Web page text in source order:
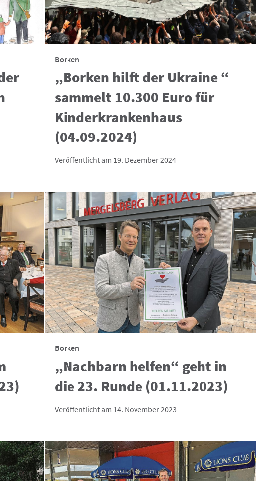
Borken
„Borken hilft der Ukraine “
sammelt 10.300 Euro für
Kinderkrankenhaus
(04.09.2024)
Veröffentlicht am 19. Dezember 2024
Borken
„Nachbarn helfen“ geht in
die 23. Runde (01.11.2023)
Veröffentlicht am 14. November 2023